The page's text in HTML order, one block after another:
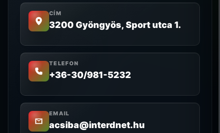
CÍM
3200 Gyöngyös, Sport utca 1.
TELEFON
+36-30/981-5232
EMAIL
acsiba@interdnet.hu